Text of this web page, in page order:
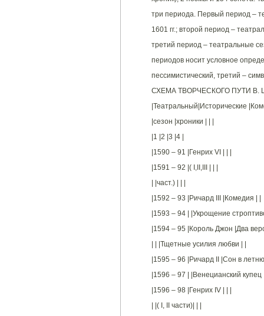
три периода. Первый период –
1601 гг.; второй период –
третий период – театральные
периодов носит условное
пессимистический, третий –
СХЕМА ТВОРЧЕСКОГО ПУТИ В.
|Театральный|Исторические
|сезон |хроники | | |
|1 |2 |3 |4 |
|1590 – 91 |Генрих VI | | |
|1591 – 92 |( I,II,III | | |
| |част.) | | |
|1592 – 93 |Ричард III |Комедия | |
|1593 – 94 | |Укрощение
|1594 – 95 |Король Джон |Два
| | |Тщетные усилия любви | |
|1595 – 96 |Ричард II |Сон в
|1596 – 97 | |Венецианский купец
|1596 – 98 |Генрих IV | | |
| |( I, II части)| | |